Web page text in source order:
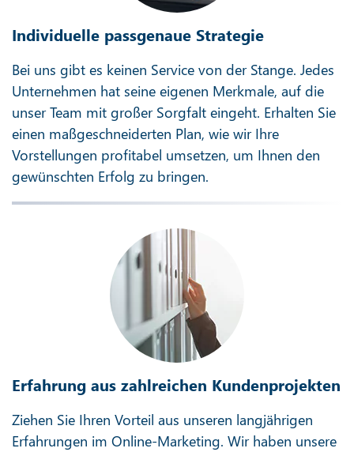
Individuelle passgenaue Strategie
Bei uns gibt es keinen Service von der Stange. Jedes
Unternehmen hat seine eigenen Merkmale, auf die
unser Team mit großer Sorgfalt eingeht. Erhalten Sie
einen maßgeschneiderten Plan, wie wir Ihre
Vorstellungen profitabel umsetzen, um Ihnen den
gewünschten Erfolg zu bringen.
Erfahrung aus zahlreichen Kundenprojekten
Ziehen Sie Ihren Vorteil aus unseren langjährigen
Erfahrungen im Online-Marketing. Wir haben unsere